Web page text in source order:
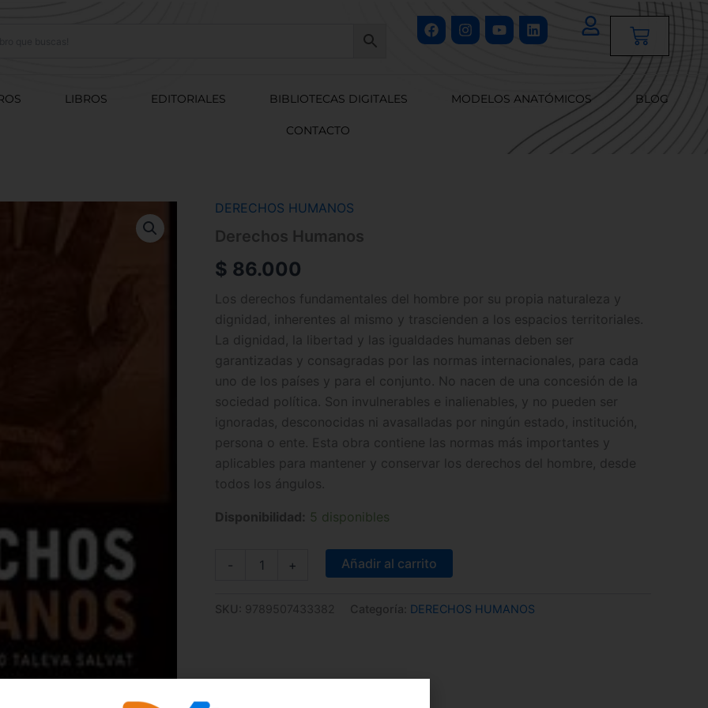
FacebookInstagram
YoutubeLinkedin
Cart
LIBROS EDITORIALES BIBLIOTECAS DIGITALES MODELOS ANATÓMICOS BLOG
CONTACTO
DERECHOS HUMANOS
Derechos Humanos
$ 86.000
Los derechos fundamentales del hombre por su propia naturaleza y
dignidad, inherentes al mismo y trascienden a los espacios territoriales.
La dignidad, la libertad y las igualdades humanas deben ser
garantizadas y consagradas por las normas internacionales, para cada
uno de los países y para el conjunto. No nacen de una concesión de la
sociedad política. Son invulnerables e inalienables, y no pueden ser
ignoradas, desconocidas ni avasalladas por ningún estado, institución,
persona o ente. Esta obra contiene las normas más importantes y
aplicables para mantener y conservar los derechos del hombre, desde
todos los ángulos.
Disponibilidad: 5 disponibles
-
Derechos
cantidad
+ Añadir al carrito
SKU: 9789507433382 Categoría: DERECHOS HUMANOS